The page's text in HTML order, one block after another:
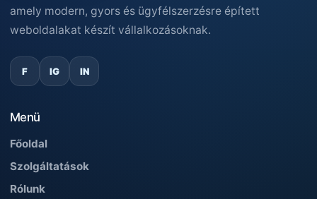
amely modern, gyors és ügyfélszerzésre épített
weboldalakat készít vállalkozásoknak.
F IG IN
Menü
Főoldal
Szolgáltatások
Rólunk